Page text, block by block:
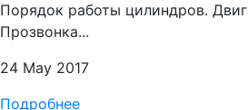
Порядок работы цилиндров.
Прозвонка...
24 May 2017
Подробнее